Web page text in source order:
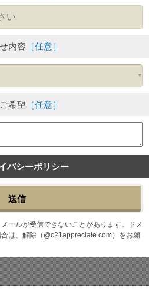
内容 ［任意］
希望 ［任意］
バシーポリシー
送信
ールが受信できないことがあります。ドメ
は、解除（@c21appreciate.com）をお願